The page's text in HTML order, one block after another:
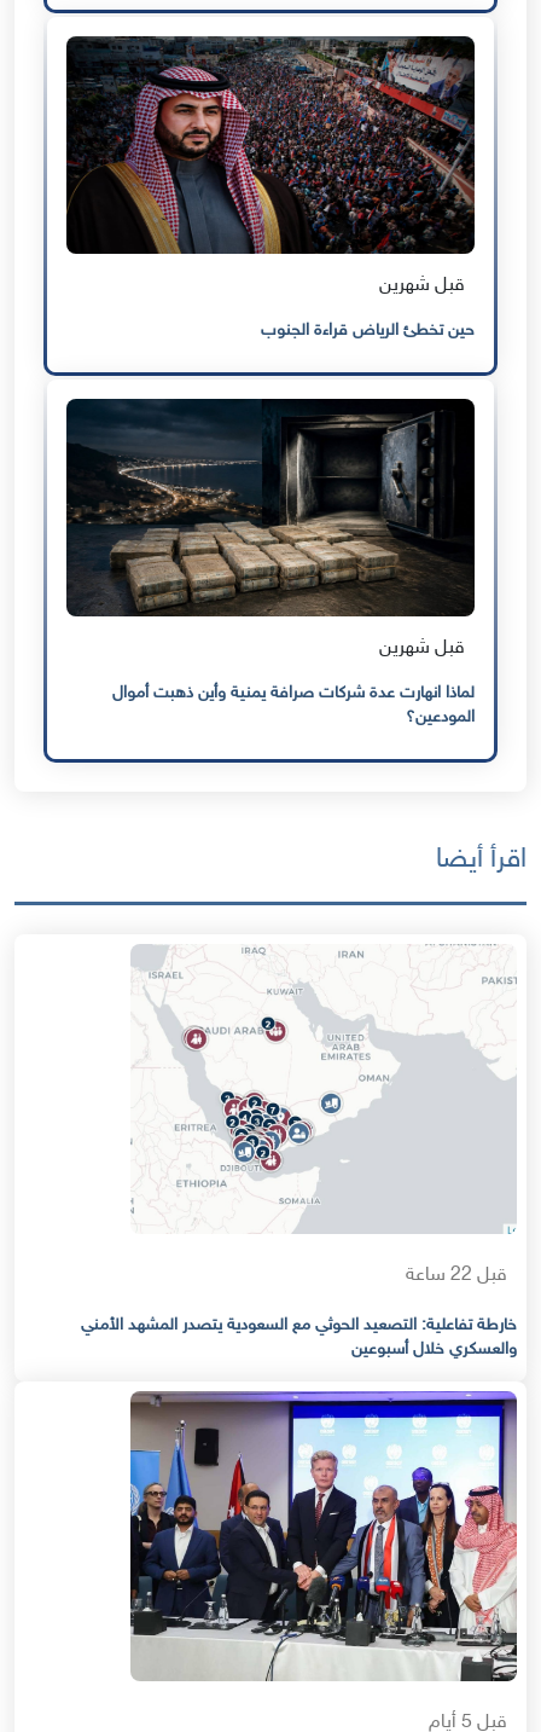
قبل شهرين
حين تخطئ الرياض قراءة الجنوب
قبل شهرين
لماذا انهارت عدة شركات صرافة يمنية وأين ذهبت أموال
المودعين؟
اقرأ أيضا
قبل 22 ساعة
خارطة تفاعلية: التصعيد الحوثي مع السعودية يتصدر المشهد الأمني
والعسكري خلال أسبوعين
قبل 5 أيام